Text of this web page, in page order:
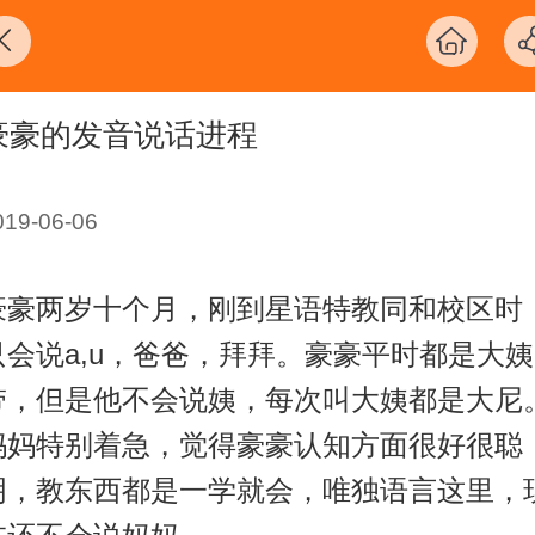
豪的发音说话进程
06-06
豪两岁十个月，刚到星语特教同和校区时
会说a,u，爸爸，拜拜。豪豪平时都是大姨
，但是他不会说姨，每次叫大姨都是大尼。
妈特别着急，觉得豪豪认知方面很好很聪
，教东西都是一学就会，唯独语言这里，